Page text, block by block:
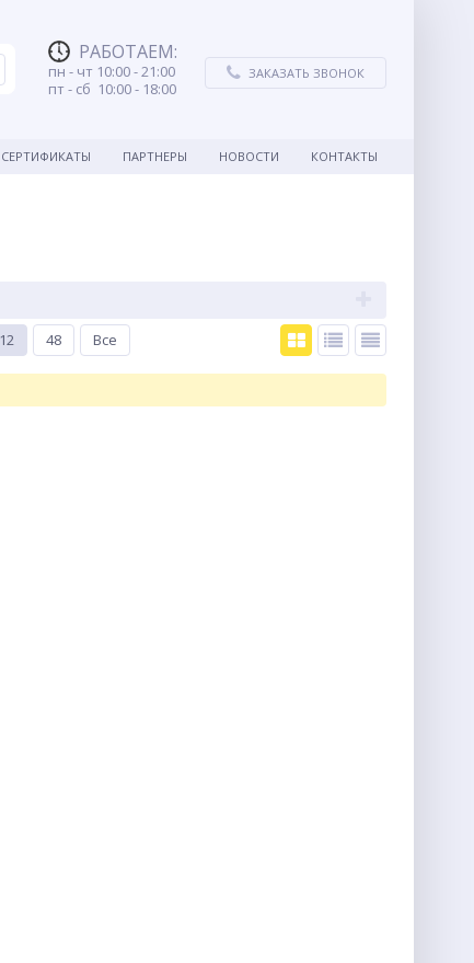
РАБОТАЕМ:
пн - чт 10:00 - 21:00
пт - сб 10:00 - 18:00
ЗАКАЗАТЬ ЗВОНОК
СЕРТИФИКАТЫ ПАРТНЕРЫ НОВОСТИ КОНТАКТЫ
12 48 Все